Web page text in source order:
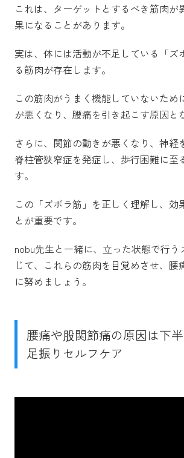
これは、ターゲットとするべき筋肉が
果になることがあります。
実は、体には活動が不足している「ズ
る筋肉が存在します。
この筋肉がうまく機能していないため
が悪くなり、腰痛を引き起こす原因と
さらに、関節の動きが悪くなり、神経
脊柱管狭窄症を発症し、歩行困難に至
す。
この「ズボラ筋」を正しく理解し、効
とが重要です。
nobu先生と一緒に、立った状態で行う
じて、これらの筋肉を目覚めさせ、腰
に努めましょう。
腰痛や股関節痛の原因は下
足振りセルフケア